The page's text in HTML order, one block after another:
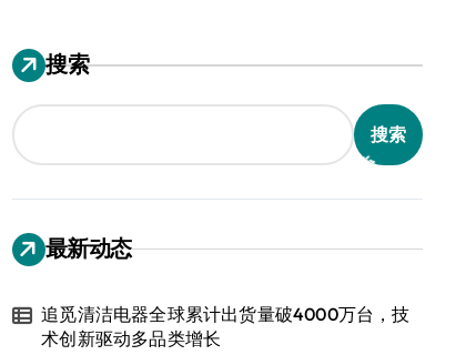
搜索
搜索
最新动态
追觅清洁电器全球累计出货量破4000万台，技
术创新驱动多品类增长